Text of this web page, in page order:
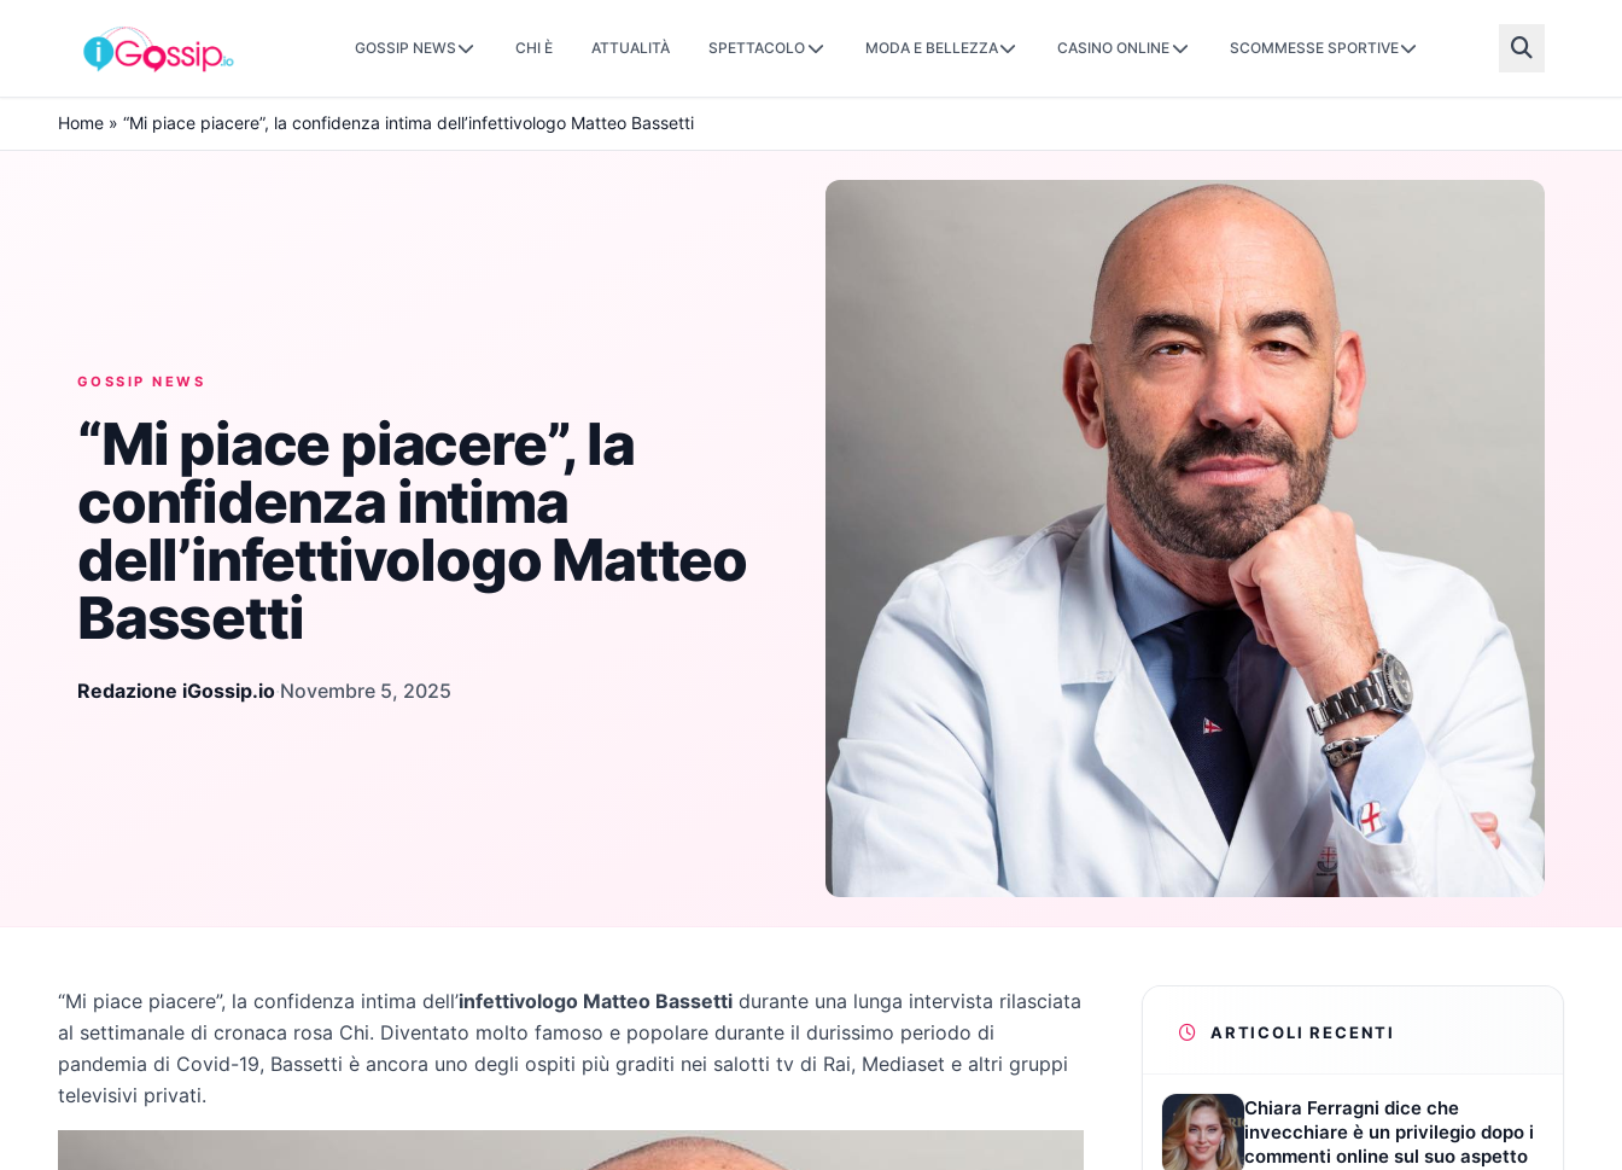
Skip to content
GOSSIP NEWS CHI È ATTUALITÀ SPETTACOLO MODA E BELLEZZA CASINO ONLINE SCOMMESSE SPORTIVE
Home » “Mi piace piacere”, la confidenza intima dell’infettivologo Matteo Bassetti
GOSSIP NEWS
“Mi piace piacere”, la
confidenza intima
dell’infettivologo Matteo
Bassetti
Redazione iGossip.io·Novembre 5, 2025
“Mi piace piacere”, la confidenza intima dell’infettivologo Matteo Bassetti durante una lunga intervista rilasciata
al settimanale di cronaca rosa Chi. Diventato molto famoso e popolare durante il durissimo periodo di
pandemia di Covid-19, Bassetti è ancora uno degli ospiti più graditi nei salotti tv di Rai, Mediaset e altri gruppi
televisivi privati.
ARTICOLI RECENTI
Chiara Ferragni dice che
invecchiare è un privilegio dopo i
commenti online sul suo aspetto